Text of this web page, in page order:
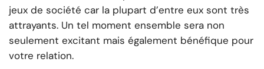
jeux de société car la plupart d’entre eux sont très
attrayants. Un tel moment ensemble sera non
seulement excitant mais également bénéfique pour
votre relation.